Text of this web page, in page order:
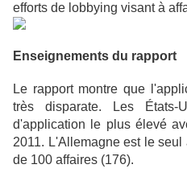
efforts de lobbying visant à
Enseignements du rapport
Le rapport montre que
très disparate. Les États-
d'application le plus élevé
2011. L'Allemagne est le
de 100 affaires (176).